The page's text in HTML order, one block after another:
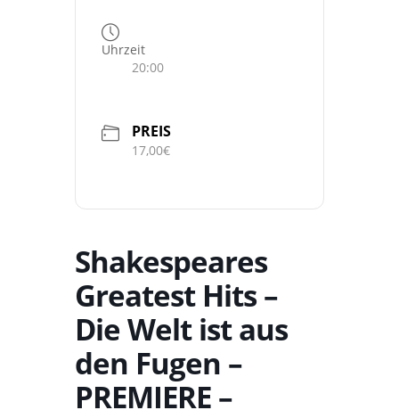
Uhrzeit
20:00
PREIS
17,00€
Shakespeares
Greatest Hits –
Die Welt ist aus
den Fugen –
PREMIERE –